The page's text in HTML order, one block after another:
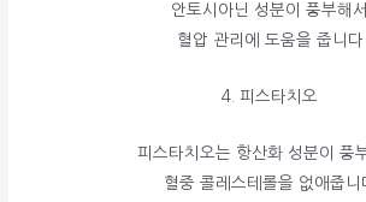
안토시아닌 성분이 풍부해서
혈압 관리에 도움을 줍니다
4. 피스타치오
피스타치오는 항산화 성분이 풍
혈중 콜레스테롤을 없애줍니